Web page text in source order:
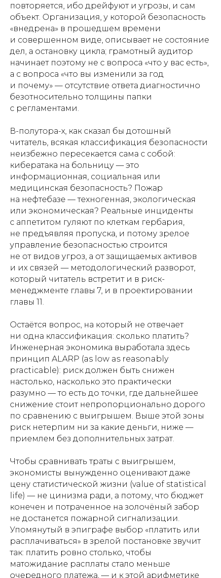
повторяется, ибо дрейфуют и угрозы, и сам
объект. Организация, у которой безопасность
«внедрена» в прошедшем времени
и совершенном виде, описывает не состояние
дел, а остановку цикла; грамотный аудитор
начинает поэтому не с вопроса «что у вас есть»,
а с вопроса «что вы изменили за год
и почему» — отсутствие ответа диагностично
безотносительно толщины папки
с регламентами.
В-полутора-х, как сказал бы дотошный
читатель, всякая классификация безопасности
неизбежно пересекается сама с собой:
кибератака на больницу — это
информационная, социальная или
медицинская безопасность? Пожар
на нефтебазе — техногенная, экологическая
или экономическая? Реальные инциденты
с аппетитом гуляют по клеткам гербария,
не предъявляя пропуска, и потому зрелое
управление безопасностью строится
не от видов угроз, а от защищаемых активов
и их связей — методологический разворот,
который читатель встретит и в риск-
менеджменте главы 7, и в проектировании
главы 11.
Остаётся вопрос, на который не отвечает
ни одна классификация: сколько платить?
Инженерная экономика выработала здесь
принцип ALARP (as low as reasonably
practicable): риск должен быть снижен
настолько, насколько это практически
разумно — то есть до точки, где дальнейшее
снижение стоит непропорционально дорого
по сравнению с выигрышем. Выше этой зоны
риск нетерпим ни за какие деньги, ниже —
приемлем без дополнительных затрат.
Чтобы сравнивать траты с выигрышем,
экономисты вынужденно оценивают даже
цену статистической жизни (value of statistical
life) — не цинизма ради, а потому, что бюджет
конечен и потраченное на золочёный забор
не достанется пожарной сигнализации.
Упомянутый в эпиграфе выбор «платить или
расплачиваться» в зрелой постановке звучит
так: платить ровно столько, чтобы
матожидание расплаты стало меньше
очередного платежа, — и к этой арифметике